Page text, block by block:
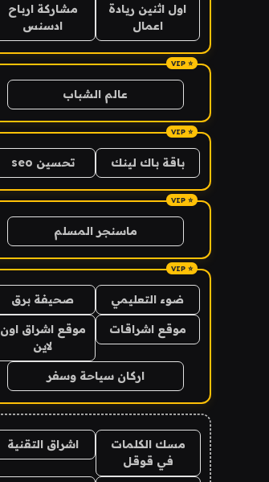
اول اثنين ريادة
اعمال
مشاركة ارباح
ادسنس
عالم الشباب
باقة باك لينك تحسين seo
ماسنجر المسلم
ضوء التعليمي صحيفة برق
موقع اشراقات
موقع اشراق اون
لاين
اركان سياحة وسفر
مسك الكلمات
في قوقل
اشراق التقنية